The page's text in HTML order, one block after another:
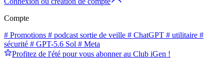
Compte
# Promotions # podcast sortie de veille # ChatGPT # utilitaire #
sécurité # GPT-5.6 Sol # Meta
Profitez de l'été pour vous abonner au Club iGen !